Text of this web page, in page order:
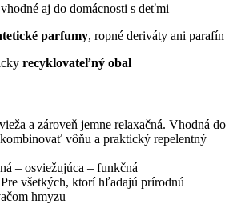
vhodné aj do domácnosti s deťmi
parfumy, ropné deriváty ani parafín
recyklovateľný obal
a zároveň jemne relaxačná. Vhodná do
vôňu a praktický repelentný
– osviežujúca – funkčná
Pre všetkých, ktoríhľadajú prírodnú
hmyzu